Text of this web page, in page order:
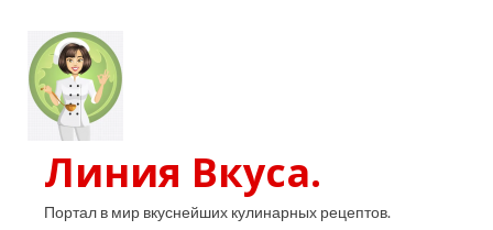
Линия Вкуса.
Портал в мир вкуснейших кулинарных рецептов.